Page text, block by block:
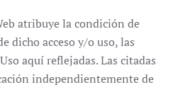
atribuye la condición de
dicho acceso y/o uso, las
aquí reflejadas. Las citadas
independientemente de